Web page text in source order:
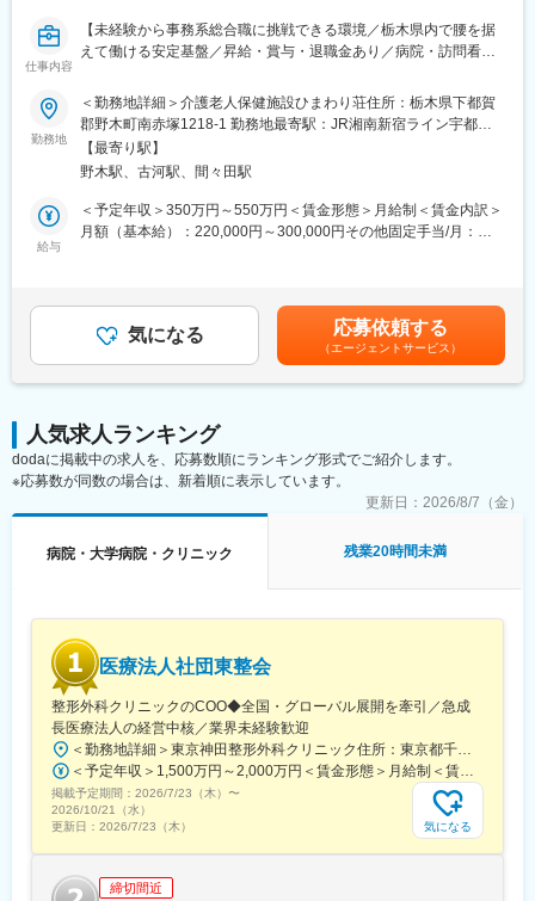
■ポジションの魅力：
・キャリアパスが豊富です。
病院、福祉施設、保育園など、多岐にわたる事業所を運営してい
験を積むことが可能です。新規事業にも携わっていただける機会
もあるため、多角的な視点から医療・福祉業界に貢献することが
できます。
・働きやすい環境です。
も速い、頑張りがしっかり評価される組織です。
有給休暇も周囲の協力で取得しやすく、長期就業できる環境が整
■当法人について：
栃木県の最南端に位置し、病院や高齢者施設などを運営していま
す。友志会グループ全体で20以上の施設を展開しております。医
ど、介護事業においては、介護老人保健施設ひまわり荘やグルー
プホーム森の舎など複数施設を運営し、地域住民の生活を支えて
います。
変更の範囲：会社の定める業務
仕事内容
【未経験から事務系総合職に挑戦できる環境／栃木県内で腰を据
えて働ける安定基盤／昇給・賞与・退職金あり／病院・訪問看
■業務内容：
介護老人保健施設における事務業務全般を担当いただきます。
介護保険の請求事務、利用者家族や業者等の窓口対応、電話応
対、 その他付随する業務全般をお任せします。
■具体的には：
協調性を活かし、関係機関や施設スタッフと連携しながら業務を
進めていただきます。
き、職員全員で協力しながら仕事を進めていきます。
30代男性1名女性2名、20代女性1名）
る中で、法人全体の経営に関わる部署での業務もあり、幅広い経
験を積むことが可能です。新規事業にも携わっていただける機会
もあるため、多角的な視点から医療・福祉業界に貢献することが
できます。
・働きやすい環境です。
安定した昇給があり、さらに努力や実力に応じて昇進のスピード
も速い、頑張りがしっかり評価される組織です。
有給休暇も周囲の協力で取得しやすく、長期就業できる環境が整
っています。
勤務地
＜勤務地詳細＞介護老人保健施設ひまわり荘住所：栃木県下都賀
郡野木町南赤塚1218-1 勤務地最寄駅：JR湘南新宿ライン宇都宮
横須賀線／野木駅受動喫煙対策：敷地内全面禁煙変更の範囲：会
社の定める事業所
【最寄り駅】
野木駅、古河駅、間々田駅
給与
＜予定年収＞350万円～550万円＜賃金形態＞月給制＜賃金内訳＞
月額（基本給）：220,000円～300,000円その他固定手当/月：
■昇給：年1回■賞与：年3回賃金はあくまでも目安の金額であり、
選考を通じて上下する可能性があります。月給(月額)は固定手当を
含めた表記です。
気になる 応募依頼する
（エージェントサービス）
人気求人ランキング
dodaに掲載中の求人を、応募数順にランキング形式でご紹介します。
※応募数が同数の場合は、新着順に表示しています。
更新日： 2026/8/7（金）
病院・大学病院・クリニック 残業20時間未満
医療法人社団東整会
整形外科クリニックのCOO◆全国・グローバル展開を牽引／急成
長医療法人の経営中核／業界未経験歓迎
＜勤務地詳細＞東京神田整形外科クリニック住所：東京都千代田区鍛冶町2丁目8-6 メディカルプライム神田3F勤務地最寄駅：JR山手線／神田駅受動喫煙対策：屋内全面禁煙変更の範囲：会社の定める事業所
＜予定年収＞1,500万円～2,000万円＜賃金形態＞月給制＜賃金内訳＞月額（基本給）：1,200,000円～1,500,000円＜月給＞1,200,000円～1,500,000円＜昇給有無＞有＜残業手当＞有＜給与補足＞※経験やスキルを考慮して決定します。■昇給：年1回■賞与：年2回賃金はあくまでも目安の金額であり、選考を通じて上下する可能性があります。月給(月額)は固定手当を含めた表記です。
掲載予定期間： 2026/7/23（木） 〜
2026/10/21（水）
更新日： 2026/7/23（木） 気になる
締切間近